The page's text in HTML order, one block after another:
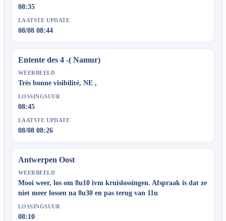
08:35
LAATSTE UPDATE
08/08 08:44
Entente des 4 -( Namur)
WEERBEELD
Très bonne visibilité, NE ,
LOSSINGSUUR
08:45
LAATSTE UPDATE
08/08 08:26
Antwerpen Oost
WEERBEELD
Mooi weer, los om 8u10 ivm kruislossingen. Afspraak is dat ze
niet meer lossen na 8u30 en pas terug van 11u
LOSSINGSUUR
08:10